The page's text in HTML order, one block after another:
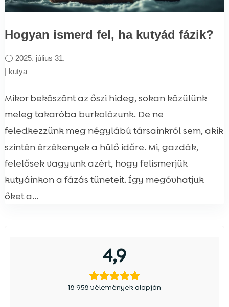
Hogyan ismerd fel, ha kutyád fázik?
2025. július 31.
| kutya
Mikor beköszönt az őszi hideg, sokan közülünk
meleg takaróba burkolózunk. De ne
feledkezzünk meg négylábú társainkról sem, akik
szintén érzékenyek a hülő időre. Mi, gazdák,
felelősek vagyunk azért, hogy felismerjük
kutyáinkon a fázás tüneteit. Így megóvhatjuk
őket a...
4,9
18 958 vélemények alapján